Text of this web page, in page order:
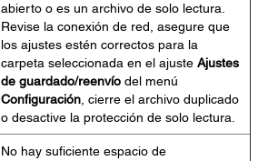
abierto o es un archivo de solo lectura.
Revise la conexión de red, asegure que
los ajustes estén correctos para la
carpeta seleccionada en el ajuste Ajustes
de guardado/reenvío del menú
Configuración , cierre el archivo duplicado
o desactive la protección de solo lectura.
No hay suficiente espacio de